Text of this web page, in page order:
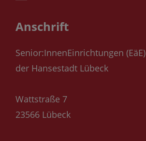
Anschrift
Senior:InnenEinrichtungen (EäE)
der Hansestadt Lübeck
Wattstraße 7
23566 Lübeck